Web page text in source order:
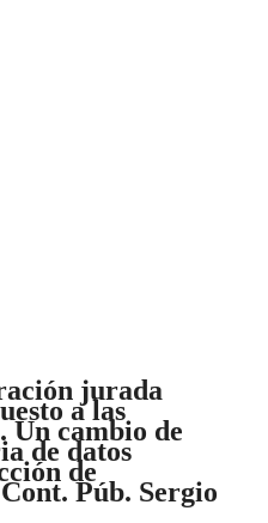
jurada
a las
Un cambio de
de datos
de
Púb. Sergio